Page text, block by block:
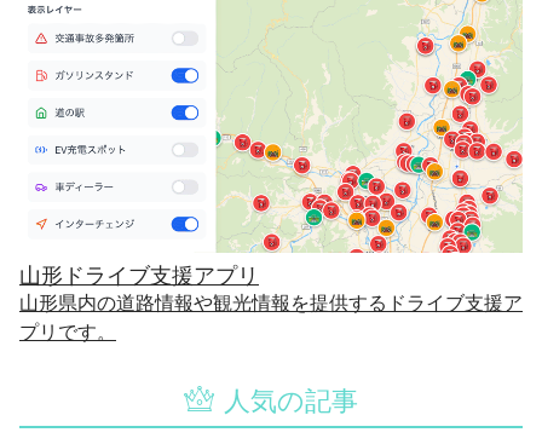
山形ドライブ支援アプリ
山形県内の道路情報や観光情報を提供するドライブ支援ア
プリです。
人気の記事